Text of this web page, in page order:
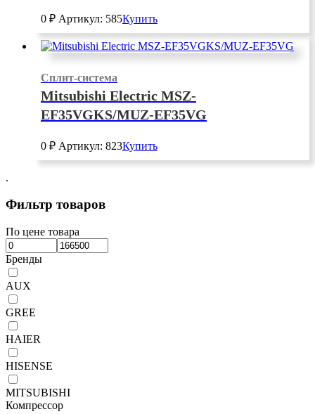
0 ₽ Артикул: 585Купить
Сплит-система
Mitsubishi Electric MSZ-
EF35VGKS/MUZ-EF35VG
0 ₽ Артикул: 823Купить
.
Фильтр товаров
По цене товара
Бренды
AUX
GREE
HAIER
HISENSE
MITSUBISHI
Компрессор